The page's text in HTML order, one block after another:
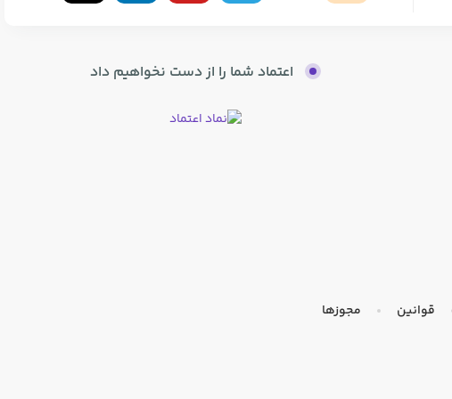
اعتماد شما را از دست نخواهیم داد
قوانین مجوزها